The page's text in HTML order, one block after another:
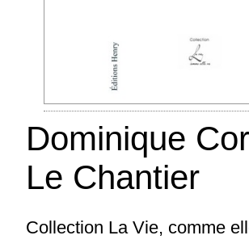
Dominique
Le Chantier
Collection La Vie, comme